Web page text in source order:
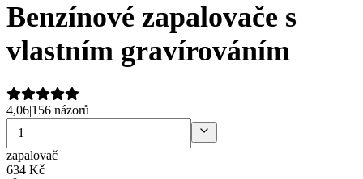
Benzínové zapalovače s
vlastním gravírováním
4,06|156 názorů
zapalovač
634 Kč